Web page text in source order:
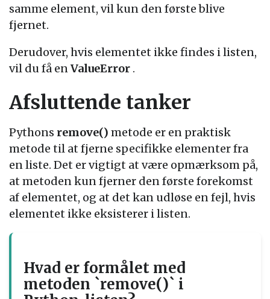
samme element, vil kun den første blive
fjernet.
Derudover, hvis elementet ikke findes i listen,
vil du få enValueError .
Afsluttende tanker
Pythons remove() metode er en praktisk
metode til at fjerne specifikke elementer fra
en liste. Det er vigtigt at være opmærksom på,
at metoden kun fjerner den første forekomst
af elementet, og at det kan udløse en fejl, hvis
elementet ikke eksisterer i listen.
Hvad er formålet med
metoden `remove()` i